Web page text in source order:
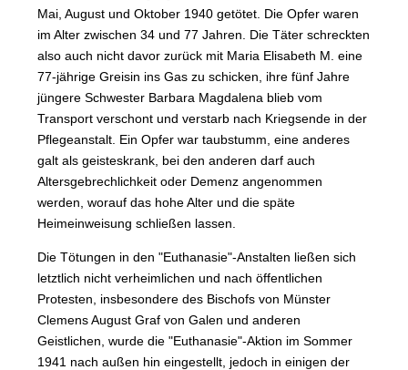
Mai, August und Oktober 1940 getötet. Die Opfer waren
im Alter zwischen 34 und 77 Jahren. Die Täter schreckten
also auch nicht davor zurück mit Maria Elisabeth M. eine
77-jährige Greisin ins Gas zu schicken, ihre fünf Jahre
jüngere Schwester Barbara Magdalena blieb vom
Transport verschont und verstarb nach Kriegsende in der
Pflegeanstalt. Ein Opfer war taubstumm, eine anderes
galt als geisteskrank, bei den anderen darf auch
Altersgebrechlichkeit oder Demenz angenommen
werden, worauf das hohe Alter und die späte
Heimeinweisung schließen lassen.
Die Tötungen in den "Euthanasie"-Anstalten ließen sich
letztlich nicht verheimlichen und nach öffentlichen
Protesten, insbesondere des Bischofs von Münster
Clemens August Graf von Galen und anderen
Geistlichen, wurde die "Euthanasie"-Aktion im Sommer
1941 nach außen hin eingestellt, jedoch in einigen der